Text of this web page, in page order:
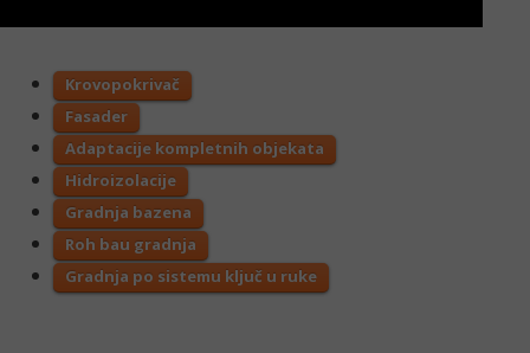
Krovopokrivač
Fasader
Adaptacije kompletnih objekata
Hidroizolacije
Gradnja bazena
Roh bau gradnja
Gradnja po sistemu ključ u ruke